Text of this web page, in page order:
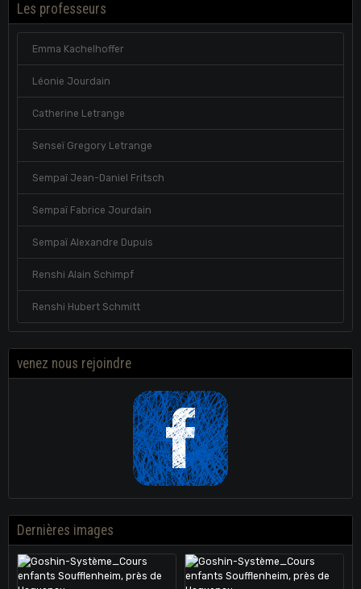
Les professeurs
Emma Kachelhoffer
Léonie Jourdain
Catherine Letrange
Senseï Gregory Letrange
Sempaï Jean-Daniel Fritsch
Sempaï Fabrice Jourdain
Sempaï Alexandre Dupuis
Renshi Alain Schimpf
Renshi Hubert Schmitt
venez nous rejoindre
Dernières images